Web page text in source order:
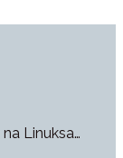
Linuksa…